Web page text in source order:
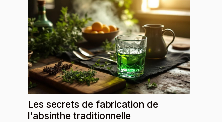
Les secrets de fabrication de
l'absinthe traditionnelle